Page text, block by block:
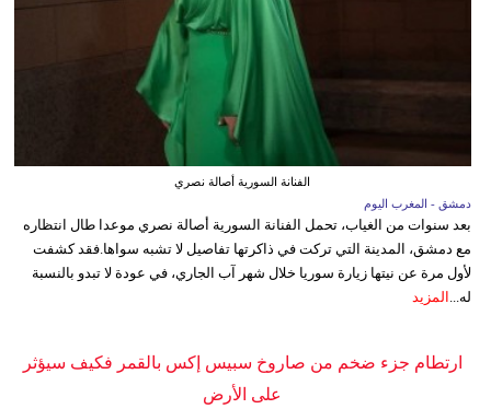
الفنانة السورية أصالة نصري
دمشق - المغرب اليوم
بعد سنوات من الغياب، تحمل الفنانة السورية أصالة نصري موعدا طال انتظاره
مع دمشق، المدينة التي تركت في ذاكرتها تفاصيل لا تشبه سواها.فقد كشفت
لأول مرة عن نيتها زيارة سوريا خلال شهر آب الجاري، في عودة لا تبدو بالنسبة
له... المزيد
ارتطام جزء ضخم من صاروخ سبيس إكس بالقمر فكيف سيؤثر
على الأرض